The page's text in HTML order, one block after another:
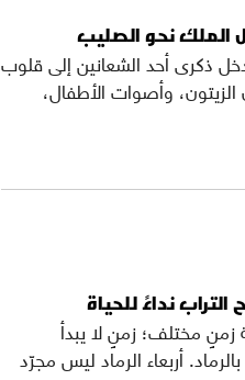
الملك نحو الصليب
ذكرى أحد الشعانين إلى قلوب
وأصوات الأطفال،
التراب نداءً للحياة
مختلف؛ زمنٍ لا يبدأ
أربعاء الرماد ليس مجرّد